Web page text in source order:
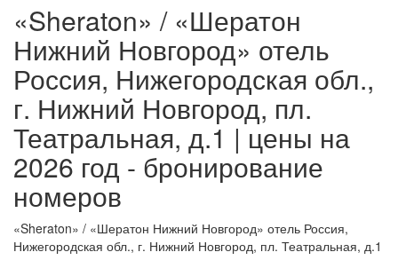
«Sheraton» / «Шератон
Нижний Новгород» отель
Россия, Нижегородская обл.,
г. Нижний Новгород, пл.
Театральная, д.1 | цены на
2026 год - бронирование
номеров
«Sheraton» / «Шератон Нижний Новгород» отель Россия,
Нижегородская обл., г. Нижний Новгород, пл. Театральная, д.1